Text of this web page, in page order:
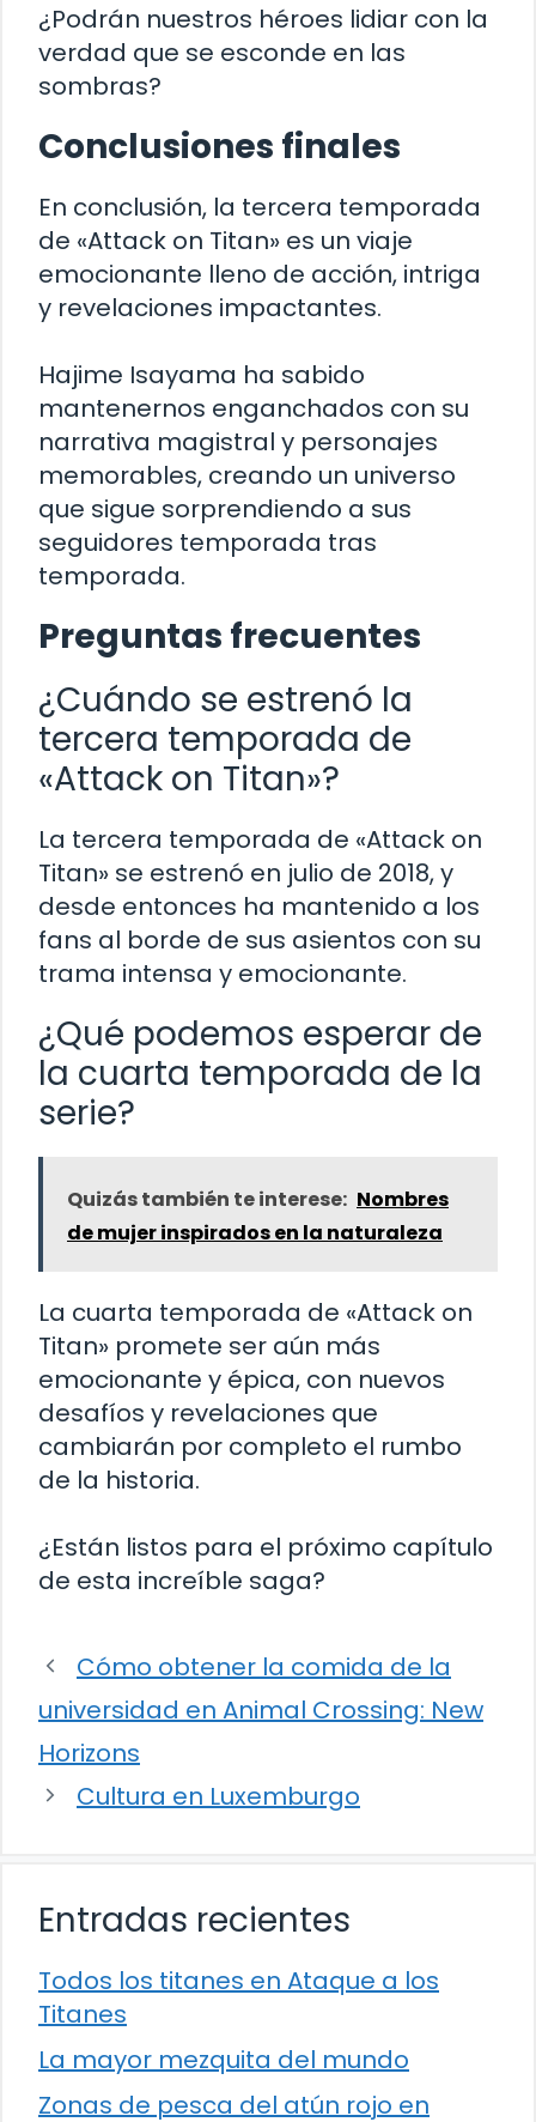
¿Podrán nuestros héroes lidiar con la
verdad que se esconde en las
sombras?
Conclusiones finales
En conclusión, la tercera temporada
de «Attack on Titan» es un viaje
emocionante lleno de acción, intriga
y revelaciones impactantes.
Hajime Isayama ha sabido
mantenernos enganchados con su
narrativa magistral y personajes
memorables, creando un universo
que sigue sorprendiendo a sus
seguidores temporada tras
temporada.
Preguntas frecuentes
¿Cuándo se estrenó la
tercera temporada de
«Attack on Titan»?
La tercera temporada de «Attack on
Titan» se estrenó en julio de 2018, y
desde entonces ha mantenido a los
fans al borde de sus asientos con su
trama intensa y emocionante.
¿Qué podemos esperar de
la cuarta temporada de la
serie?
Quizás también te interese: Nombres
de mujer inspirados en la naturaleza
La cuarta temporada de «Attack on
Titan» promete ser aún más
emocionante y épica, con nuevos
desafíos y revelaciones que
cambiarán por completo el rumbo
de la historia.
¿Están listos para el próximo capítulo
de esta increíble saga?
Cómo obtener la comida de la
universidad en Animal Crossing: New
Horizons
Cultura en Luxemburgo
Entradas recientes
Todos los titanes en Ataque a los
Titanes
La mayor mezquita del mundo
Zonas de pesca del atún rojo en